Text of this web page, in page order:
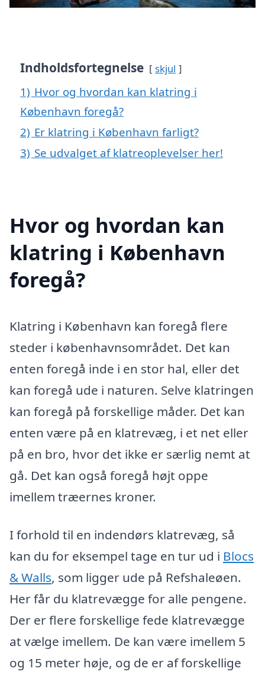
Indholdsfortegnelse skjul
1) Hvor og hvordan kan klatring i
København foregå?
2) Er klatring i København farligt?
3) Se udvalget af klatreoplevelser her!
Hvor og hvordan kan
klatring i København
foregå?
Klatring i København kan foregå flere
steder i københavnsområdet. Det kan
enten foregå inde i en stor hal, eller det
kan foregå ude i naturen. Selve klatringen
kan foregå på forskellige måder. Det kan
enten være på en klatrevæg, i et net eller
på en bro, hvor det ikke er særlig nemt at
gå. Det kan også foregå højt oppe
imellem træernes kroner.
I forhold til en indendørs klatrevæg, så
kan du for eksempel tage en tur ud i Blocs
& Walls, som ligger ude på Refshaleøen.
Her får du klatrevægge for alle pengene.
Der er flere forskellige fede klatrevægge
at vælge imellem. De kan være imellem 5
og 15 meter høje, og de er af forskellige